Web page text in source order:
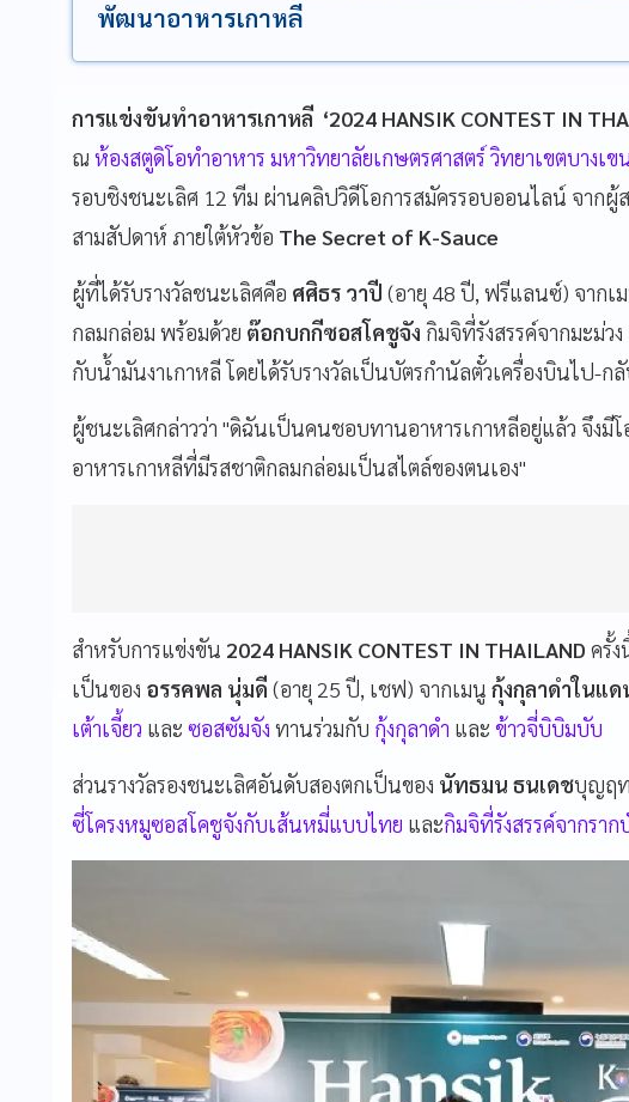
พัฒนาอาหารเกาหลี
การแข่งขันทำอาหารเกาหลี ‘2024 HANSIK CONTEST IN
ณ ห้องสตูดิโอทำอาหาร มหาวิทยาลัยเกษตรศาสตร์ วิทยาเขตบางเข
รอบชิงชนะเลิศ 12 ทีม ผ่านคลิปวิดีโอการสมัครรอบออนไลน์ จากผู้
สามสัปดาห์ ภายใต้หัวข้อ The Secret of K-Sauce
ผู้ที่ได้รับรางวัลชนะเลิศคือ ศศิธร วาปี (อายุ 48 ปี, ฟรีแลนซ์) จากเ
กลมกล่อม พร้อมด้วย ต๊อกบกกีซอสโคชูจัง กิมจิที่รังสรรค์จากมะม่ว
กับน้ำมันงาเกาหลี โดยได้รับรางวัลเป็นบัตรกำนัลตั๋วเครื่องบินไป-
ผู้ชนะเลิศกล่าวว่า "ดิฉันเป็นคนชอบทานอาหารเกาหลีอยู่แล้ว จึงมี
อาหารเกาหลีที่มีรสชาติกลมกล่อมเป็นสไตล์ของตนเอง"
สำหรับการแข่งขัน 2024 HANSIK CONTEST IN THAILAND ครั้
เป็นของ อรรคพล นุ่มดี (อายุ 25 ปี, เชฟ) จากเมนู กุ้งกุลาดำในแ
เต้าเจี้ยว และ ซอสซัมจัง ทานร่วมกับ กุ้งกุลาดำ และ ข้าวจี่บิบิมบับ
ส่วนรางวัลรองชนะเลิศอันดับสองตกเป็นของ นัทธมน ธนเดชบุญฤท
ซี่โครงหมูซอสโคชูจังกับเส้นหมี่แบบไทย และกิมจิที่รังสรรค์จากราก